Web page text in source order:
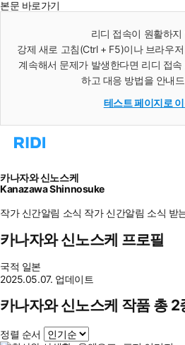
본문 바로가기
리디 접속이 원활하지
강제 새로 고침(Ctrl + F5)이나 브라우
계속해서 문제가 발생한다면 리디 접
하고 대응 방법을 안내
테스트 페이지로
리
으
로
동
카나자와 신노스케
Kanazawa Shinnosuke
작가 신간알림 소식 작가 신간알림 소식 받
카나자와 신노스케 프로필
국적 일본
2025.05.07. 업데이트
카나자와 신노스케 작품 총 2
정렬 순서